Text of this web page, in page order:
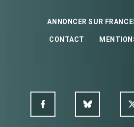
ANNONCER SUR
CONTACT